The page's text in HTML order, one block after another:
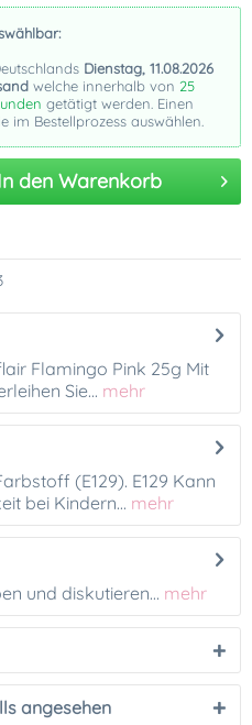
Dienstag, 11.08.2026
welche innerhalb von 25
getätigt werden. Einen
im Bestellprozess auswählen.
den Warenkorb
Flamingo Pink 25g Mit
Sie... mehr
(E129). E129 Kann
bei Kindern... mehr
und diskutieren... mehr
angesehen